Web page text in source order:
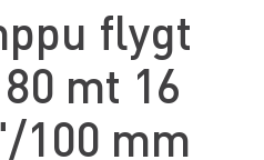
flygt
mt 16
100 mm